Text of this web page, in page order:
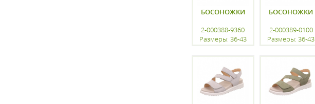
БОСОНОЖКИ
2-000388-9360
Размеры: 36-43
БОСОНОЖКИ
2-000389-0100
Размеры: 36-43